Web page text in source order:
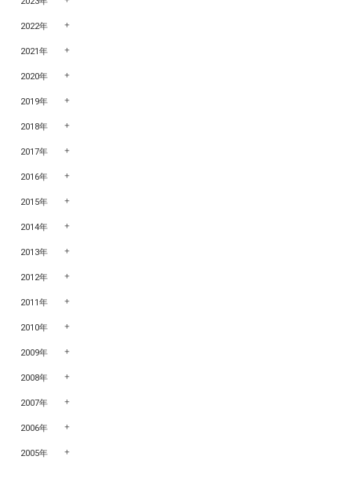
2022年
2021年
2020年
2019年
2018年
2017年
2016年
2015年
2014年
2013年
2012年
2011年
2010年
2009年
2008年
2007年
2006年
2005年